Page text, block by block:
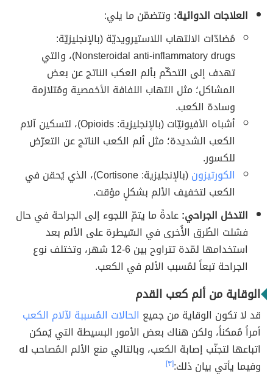
العلاجات الدوائية: وتتضمّن ما يلي:
مُضادّات الالتهاب اللاستيرويديّة (بالإنجليزيّة:
Nonsteroidal anti-inflammatory drugs)، والتي
تهدف إلى التحكّم بألم العكب الناتج عن بعض
المشاكل؛ مثل التهاب اللفافة الأخمصية ومُتلازمة
وسادة الكعب.
أشباه الأفيونيّات (بالإنجليزية: Opioids)، لتسكين آلام
الكعب الشديدة؛ مثل ألم الكعب الناتج عن التعرّض
للكسور.
الكورتيزون
(بالإنجليزية: Cortisone)، الذي يُحقن في
الكعب لتخفيف الألم بشكلٍ مؤقت.
التدخل الجراحي:عادةً ما يتمّ اللجوء إلى الجراحة في حال
فشلت الطُرق الأُخرى في السّيطرة على الألم بعد
استخدامها لمّدة تتراوح بين 6-12 شهر، وتختلف نوع
الجراحة تبعاً لمُسبب الألم في الكعب.
الوقاية من ألم كعب القدم
قد لا تكون الوقاية من جميع الحالات المُسببة لآلام الكعب
أمراً مُمكناً، ولكن هناك بعض الأمور البسيطة التي يُمكن
اتباعها لتجنّب إصابة الكعب، وبالتالي منع الألم المُصاحب له
وفيما يأتي بيان ذلك:[٣]